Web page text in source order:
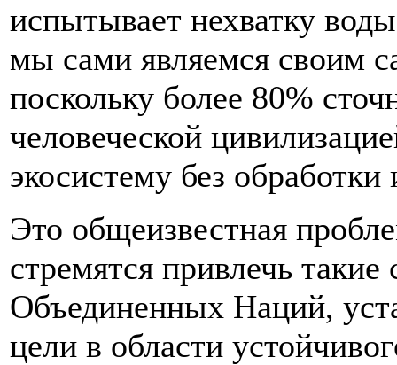
испытывает нехватку
мы сами являемся своим
поскольку более 80%
человеческой
экосистему без
Это общеизвестная
стремятся привлечь
Объединенных Наций,
цели в области